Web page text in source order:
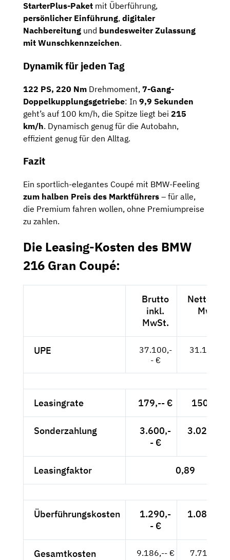
StarterPlus-Paket mit Überführung,
persönlicher Einführung, digitaler
Nachbereitung und bundesweiter Zulassung
mit Wunschkennzeichen.
Dynamik für jeden Tag
122 PS, 220 Nm Drehmoment, 7-Gang-
Doppelkupplungsgetriebe: In 9,9 Sekunden
geht’s auf 100 km/h, die Spitze liegt bei 215
km/h. Dynamisch genug für die Autobahn,
effizient genug für den Alltag.
Fazit
Ein sportlich-elegantes Coupé mit BMW-Feeling
zum halben Preis des Marktführers – für alle,
die Premium fahren wollen, ohne Premiumpreise
zu zahlen.
Die Leasing-Kosten des BMW
216 Gran Coupé:
Brutto
inkl.
MwSt.
Netto
MwSt.
UPE
37.100,-
- €
31.176,--
Leasingrate 179,-- € 150,42 €
Sonderzahlung
3.600,-
- €
3.025,21
Leasingfaktor 0,89
Überführungskosten
1.290,-
- €
1.084,03
Gesamtkosten 9.186,-- € 7.719,33